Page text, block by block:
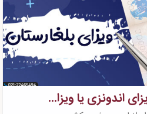
اندونزی یا ویزا...